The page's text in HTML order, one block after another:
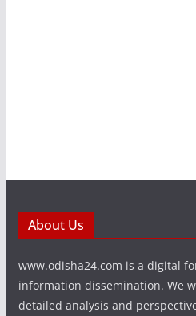
About Us
www.odisha24.com is a digital
information dissemination. We
detailed analysis and